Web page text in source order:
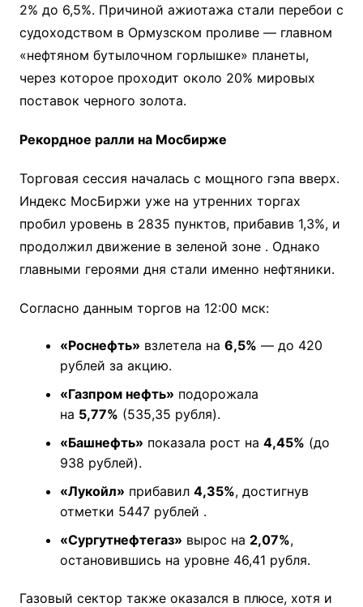
2% до 6,5%. Причиной ажиотажа стали перебои с
судоходством в Ормузском проливе — главном
«нефтяном бутылочном горлышке» планеты,
через которое проходит около 20% мировых
поставок черного золота.
Рекордное ралли на Мосбирже
Торговая сессия началась с мощного гэпа вверх.
Индекс МосБиржи уже на утренних торгах
пробил уровень в 2835 пунктов, прибавив 1,3%, и
продолжил движение в зеленой зоне . Однако
главными героями дня стали именно нефтяники.
Согласно данным торгов на 12:00 мск:
«Роснефть» взлетела на 6,5% — до 420
рублей за акцию.
«Газпром нефть» подорожала
на 5,77% (535,35 рубля).
«Башнефть» показала рост на 4,45% (до
938 рублей).
«Лукойл» прибавил 4,35%, достигнув
отметки 5447 рублей .
«Сургутнефтегаз» вырос на 2,07%,
остановившись на уровне 46,41 рубля.
Газовый сектор также оказался в плюсе, хотя и